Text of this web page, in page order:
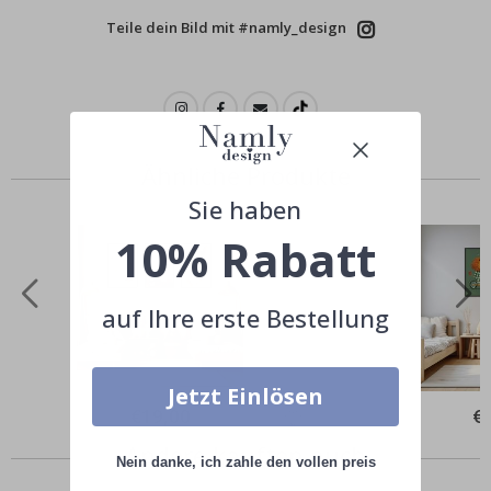
Teile dein Bild mit #namly_design
Ähnliche Produkte
Special
Price€19,00
Andere kauften auch
Sie haben
10% Rabatt
auf Ihre erste Bestellung
Jetzt Einlösen
Nein danke, ich zahle den vollen preis